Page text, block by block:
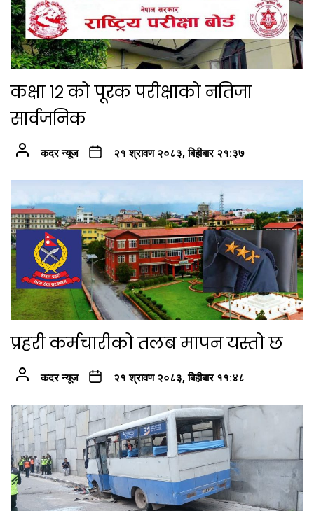
कक्षा १२ को पूरक परीक्षाको नतिजा
सार्वजनिक
कदर न्यूज २१ श्रावण २०८३, बिहीबार २१:३७
प्रहरी कर्मचारीको तलब मापन यस्तो छ
कदर न्यूज २१ श्रावण २०८३, बिहीबार ११:४८